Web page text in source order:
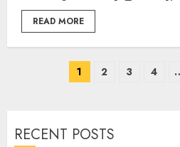
READ MORE
1 2 3 4
RECENT POSTS